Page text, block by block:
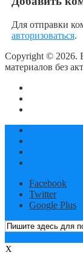
Для отправки
авторизоваться.
Copyright © 2026.
материалов без
Facebook
Twitter
Google Plus
X